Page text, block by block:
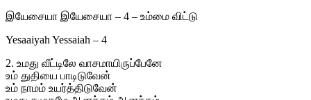
இயேசையா இயேசையா – 4 – உம்மை விட்டு
Yesaaiyah Yessaiah – 4
2. உமது வீட்டிலே வாசமாயிருப்பேனே
உம் துதியை பாடிடுவேன்
உம் நாமம் உயர்த்திடுவேன்